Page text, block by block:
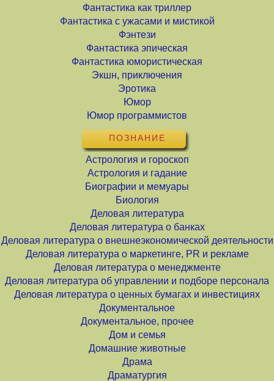
Фантастика как триллер
Фантастика с ужасами и мистикой
Фэнтези
Фантастика эпическая
Фантастика юмористическая
Экшн, приключения
Эротика
Юмор
Юмор программистов
ПОЗНАНИЕ
Астрология и гороскоп
Астрология и гадание
Биографии и мемуары
Биология
Деловая литература
Деловая литература о банках
Деловая литература о внешнеэкономической деятельности
Деловая литература о маркетинге, PR и рекламе
Деловая литература о менеджменте
Деловая литература об управлении и подборе персонала
Деловая литература о ценных бумагах и инвестициях
Документальное
Документальное, прочее
Дом и семья
Домашние животные
Драма
Драматургия